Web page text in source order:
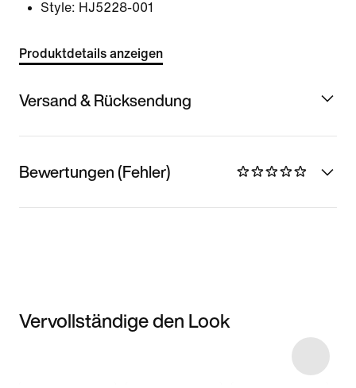
Style: HJ5228-001
Produktdetails anzeigen
Versand & Rücksendung
Bewertungen (Fehler)
Vervollständige den Look